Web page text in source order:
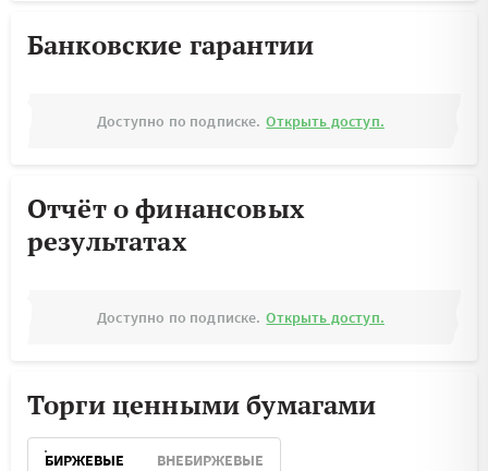
Банковские гарантии
Доступно по подписке. Открыть доступ.
Отчёт о финансовых
результатах
Доступно по подписке. Открыть доступ.
Торги ценными бумагами
БИРЖЕВЫЕ ВНЕБИРЖЕВЫЕ